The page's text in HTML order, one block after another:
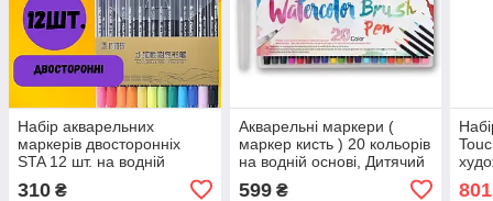
Набір акварельних
маркерів двосторонніх
STA 12 шт. на водній
маркери 12 кольорів
310 ₴
Акварельні маркери (
маркер кисть ) 20 кольорів
на водній основі, Дитячий
599₴ 801